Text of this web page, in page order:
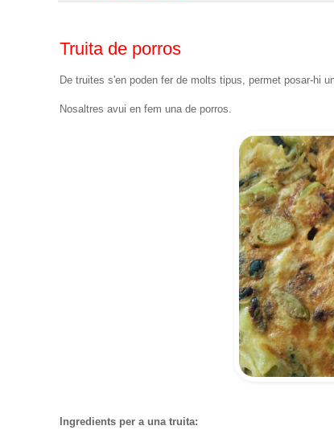
Truita de porros
De truites s'en poden fer de molts tipus, permet posar-hi
Nosaltres avui en fem una de porros.
Ingredients per a una truita: